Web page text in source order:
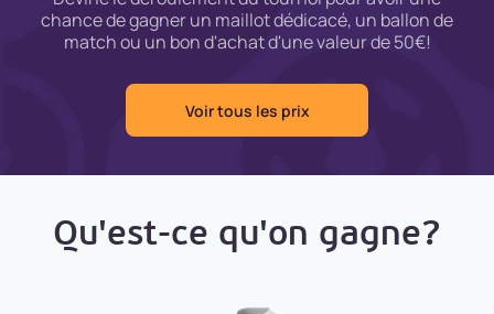
chance de gagner un maillot dédicacé, un ballon de
match ou un bon d'achat d'une valeur de 50€!
Voir tous les prix
Qu'est-ce qu'on gagne?